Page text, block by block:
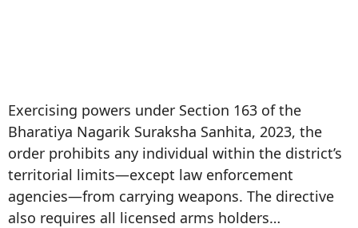
Exercising powers under Section 163 of the
Bharatiya Nagarik Suraksha Sanhita, 2023, the
order prohibits any individual within the district’s
territorial limits—except law enforcement
agencies—from carrying weapons. The directive
also requires all licensed arms holders…